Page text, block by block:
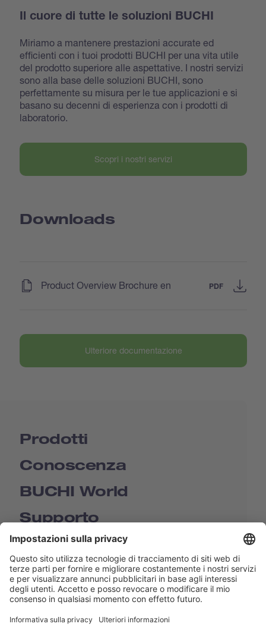
Il cuore di tutte le soluzioni BUCHI
Miriamo a mantenere prestazioni accurate ed
efficienti con i tuoi prodotti BUCHI per una vita utile
del prodotto superiore alle aspettative. I nostri servizi
sono alla base delle soluzioni BUCHI, sono
perfettamente su misura per le tue applicazioni e si
basano su decenni di esperienza con i prodotti di
laboratorio.
Scopri i nostri servizi
Downloads
Product Overview Brochure en PDF
Ulteriore documentazione
Prodotti
Conoscenza
BUCHI World
Supporto
Shop
Contact us